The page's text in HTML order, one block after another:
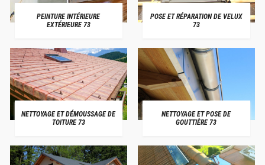
PEINTURE INTÉRIEURE
EXTÉRIEURE 73
POSE ET RÉPARATION DE VELUX
73
NETTOYAGE ET DÉMOUSSAGE DE
TOITURE 73
NETTOYAGE ET POSE DE
GOUTTIÈRE 73